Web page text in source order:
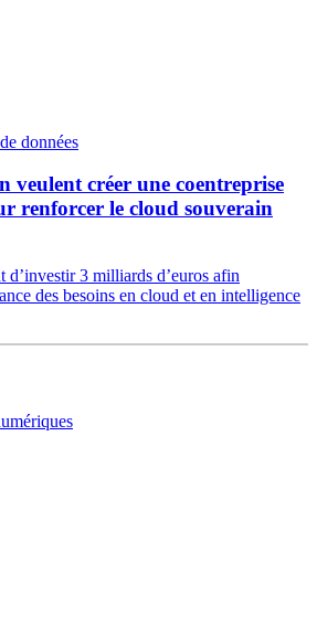
données
veulent créer une coentreprise
renforcer le cloud souverain
d’investir 3 milliards d’euros afin
des besoins en cloud et en intelligence